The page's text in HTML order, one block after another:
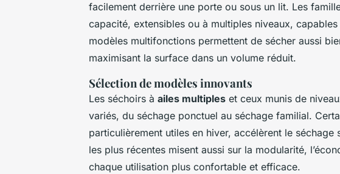
facilement derrière une porte ou sous un lit. Les
capacité, extensibles ou à multiples niveaux,
modèles multifonctions permettent de sécher aussi
maximisant la surface dans un volume réduit.
Sélection de modèles innovants
Les séchoirs à ailes multiples et ceux munis de
variés, du séchage ponctuel au séchage familial.
particulièrement utiles en hiver, accélèrent le séchage
les plus récentes misent aussi sur la modularité,
chaque utilisation plus confortable et efficace.